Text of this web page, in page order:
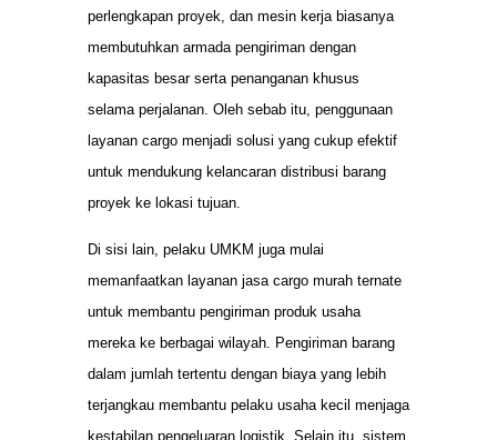
perlengkapan proyek, dan mesin kerja biasanya
membutuhkan armada pengiriman dengan
kapasitas besar serta penanganan khusus
selama perjalanan. Oleh sebab itu, penggunaan
layanan cargo menjadi solusi yang cukup efektif
untuk mendukung kelancaran distribusi barang
proyek ke lokasi tujuan.
Di sisi lain, pelaku UMKM juga mulai
memanfaatkan layanan jasa cargo murah ternate
untuk membantu pengiriman produk usaha
mereka ke berbagai wilayah. Pengiriman barang
dalam jumlah tertentu dengan biaya yang lebih
terjangkau membantu pelaku usaha kecil menjaga
kestabilan pengeluaran logistik. Selain itu, sistem